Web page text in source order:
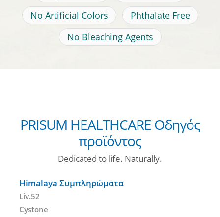
No Artificial Colors
Phthalate Free
No Bleaching Agents
PRISUM HEALTHCARE Οδηγός
προϊόντος
Dedicated to life. Naturally.
Himalaya Συμπληρώματα
Liv.52
Cystone